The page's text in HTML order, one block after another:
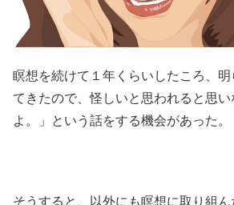
瞑想を続けて１年くらいしたころ、
てきたので、怪しいと思われると思
よ。」という話をする機会があった。
そうすると、以外にも瞑想に取り組